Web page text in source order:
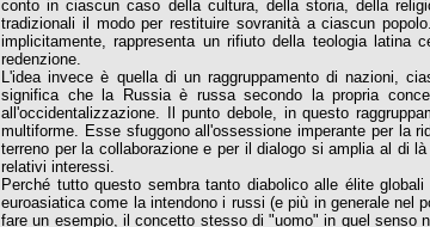
conto in ciascun caso della cultura, della storia, della
tradizionali il modo per restituire sovranità a ciascun
implicitamente, rappresenta un rifiuto della teologia latina
redenzione.
L'idea invece è quella di un raggruppamento di nazioni,
significa che la Russia è russa secondo la propria
all'occidentalizzazione. Il punto debole, in questo
multiforme. Esse sfuggono all'ossessione imperante per la
terreno per la collaborazione e per il dialogo si amplia al di
relativi interessi.
Perché tutto questo sembra tanto diabolico alle élite
euroasiatica come la intendono i russi (e più in generale nel
fare un esempio, il concetto stesso di "uomo" in quel